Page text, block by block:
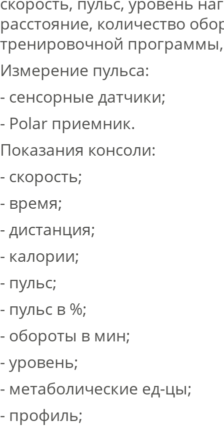
расстояние, количество
тренировочной
Измерение пульса:
- сенсорные датчики;
- Polar приемник.
Показания консоли:
- скорость;
- время;
- дистанция;
- калории;
- пульс;
- пульс в %;
- обороты в мин;
- уровень;
- метаболические ед-цы;
- профиль;